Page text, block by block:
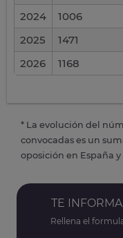
2024
1006
2025
1471
2026
1168
* La evolución del
convocadas es un
oposición en España
TE
Rellena el